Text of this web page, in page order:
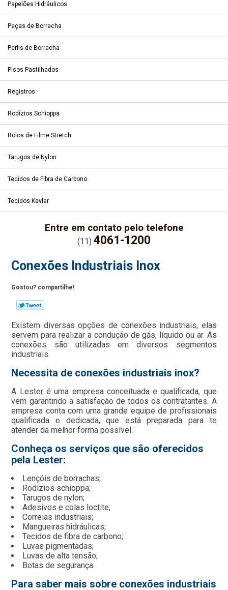
Papelões Hidráulicos
Peças de Borracha
Perfis de Borracha
Pisos Pastilhados
Registros
Rodízios Schioppa
Rolos de Filme Stretch
Tarugos de Nylon
Tecidos de Fibra de Carbono
Tecidos Kevlar
Entre em contato pelo telefone
(11) 4061-1200
Conexões Industriais Inox
Gostou? compartilhe!
Existem diversas opções de conexões industriais, elas
servem para realizar a condução de gás, líquido ou ar. As
conexões são utilizadas em diversos segmentos
industriais.
Necessita de conexões industriais inox?
A Lester é uma empresa conceituada e qualificada, que
vem garantindo a satisfação de todos os contratantes. A
empresa conta com uma grande equipe de profissionais
qualificada e dedicada, que está preparada para te
atender da melhor forma possível.
Conheça os serviços que são oferecidos
pela Lester:
Lençóis de borrachas;
Rodízios schioppa;
Tarugos de nylon;
Adesivos e colas loctite;
Correias industriais;
Mangueiras hidráulicas;
Tecidos de fibra de carbono;
Luvas pigmentadas;
Luvas de alta tensão;
Botas de segurança.
Para saber mais sobre conexões industriais